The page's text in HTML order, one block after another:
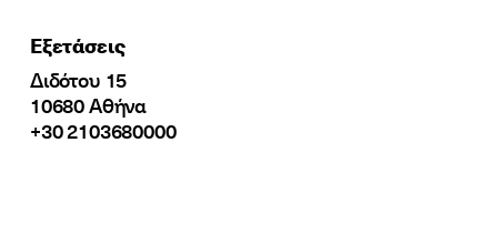
Εξετάσεις
Διδότου 15
10680 Αθήνα
+30 2103680000